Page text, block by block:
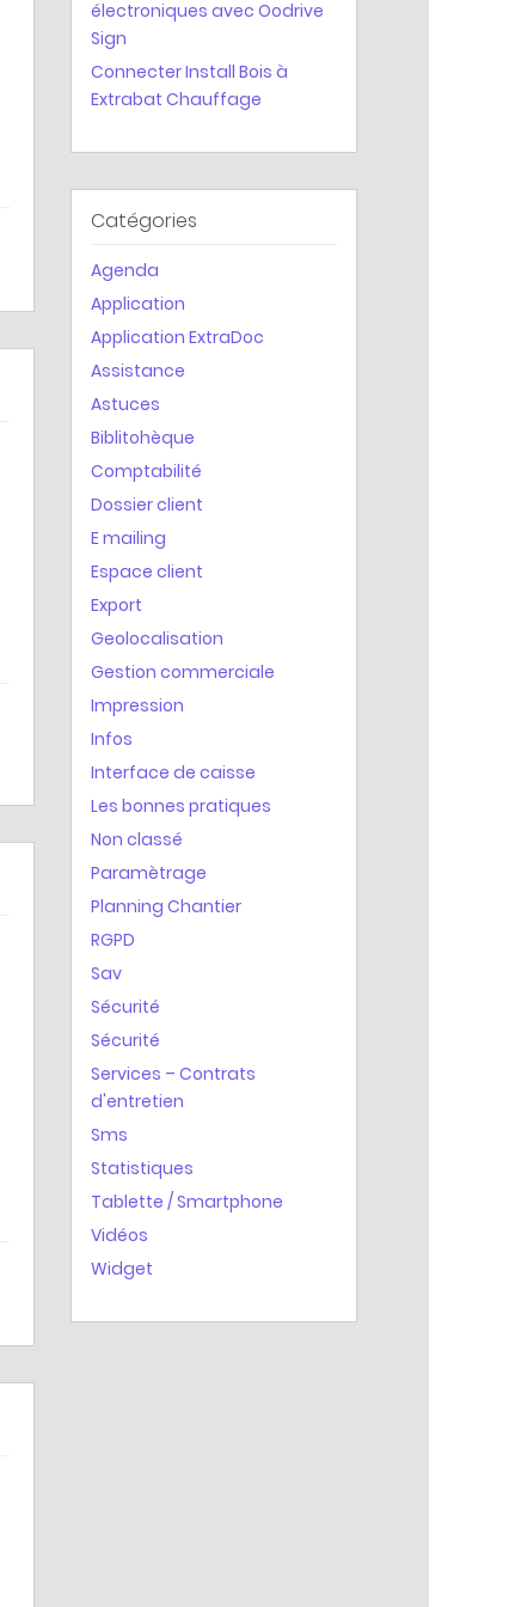
Statistiques
électroniques avec Oodrive
Sign
Connecter Install Bois à
Extrabat Chauffage
Catégories
Agenda
Application
Application ExtraDoc
Assistance
Astuces
Biblitohèque
Comptabilité
Dossier client
E mailing
Espace client
Export
Geolocalisation
Gestion commerciale
Impression
Infos
Interface de caisse
Les bonnes pratiques
Non classé
Paramètrage
Planning Chantier
RGPD
Sav
Sécurité
Sécurité
Services – Contrats
d'entretien
Sms
Statistiques
Tablette / Smartphone
Vidéos
Widget